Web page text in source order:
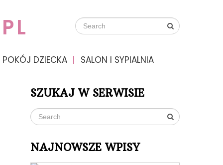
POKÓJ DZIECKA SALON I SYPIALNIA
SZUKAJ W SERWISIE
NAJNOWSZE WPISY